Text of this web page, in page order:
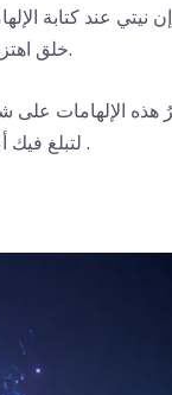
إن نيتي عند كتابة
خلق اهتزاز عالي بداخلك و مساعدتك للاستمرار في مسارك.
لتبلغ فيك أعلى مستوى من الاستفادة و لتسهيل عملية الطاقة .